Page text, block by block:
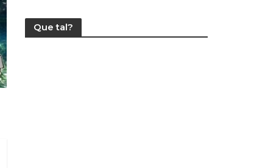
Que tal?